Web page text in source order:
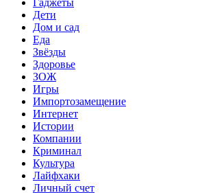
Гаджеты
Дети
Дом и сад
Еда
Звёзды
Здоровье
ЗОЖ
Игры
Импортозамещение
Интернет
Истории
Компании
Криминал
Культура
Лайфхаки
Личный счет